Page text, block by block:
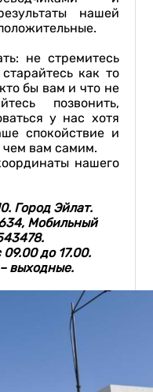
нашей
не стремитесь
как то
бы вам и что не
позвонить,
у нас хотя
спокойствие и
вам самим.
нашего
Город Эйлат.
Мобильный
до 17.00.
выходные.